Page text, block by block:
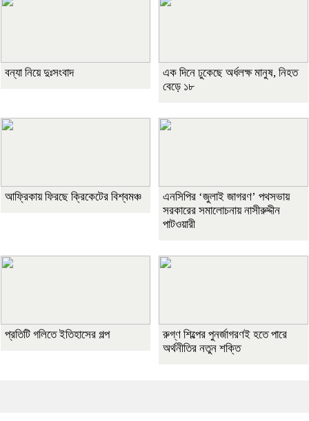
বন্যা নিয়ে দুঃসংবাদ
এক দিনে ঢুকেছে অর্ধলক্ষ মানুষ, নিহত
বেড়ে ১৮
আফ্রিকায় ফিরছে ক্রিকেটের বিশ্বমঞ্চ
এনসিপির ‘জুলাই জাগরণ’ পথসভায়
সরকারের সমালোচনায় নাসীরুদ্দীন
পাটওয়ারী
প্রতিটি গলিতে ইতিহাসের গল্প
রুগ্ণ শিল্পের পুনর্জাগরণই হতে পারে
অর্থনীতির নতুন শক্তি